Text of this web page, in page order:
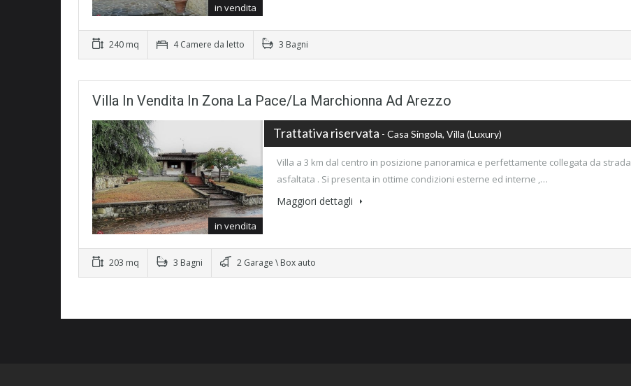
in vendita
240 mq 4 Camere da letto 3 Bagni
Villa In Vendita In Zona La Pace/La Marchionna Ad Arezzo
in vendita
Trattativa riservata - Casa Singola, Villa (luxury)
Villa a 3 km dal centro in posizione panoramica e perfettamente collegata da strada
asfaltata . Si presenta in ottime condizioni esterne ed interne ,…
Maggiori dettagli
203 mq 3 Bagni 2 Garage \ Box auto